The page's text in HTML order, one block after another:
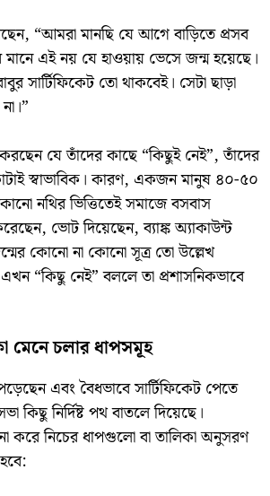
“আমরা মানছি যে আগে বাড়িতে প্রসব
মানে এই নয় যে হাওয়ায় ভেসে জন্ম হয়েছে।
সার্টিফিকেট তো থাকবেই। সেটা ছাড়া
যে তাঁদের কাছে “কিছুই নেই”, তাঁদের
স্বাভাবিক। কারণ, একজন মানুষ ৪০-৫০
নথির ভিত্তিতেই সমাজে বসবাস
ভোট দিয়েছেন, ব্যাঙ্ক অ্যাকাউন্ট
কোনো না কোনো সূত্র তো উল্লেখ
“কিছু নেই” বললে তা প্রশাসনিকভাবে
মেনে চলার ধাপসমূহ
এবং বৈধভাবে সার্টিফিকেট পেতে
কিছু নির্দিষ্ট পথ বাতলে দিয়েছে।
নিচের ধাপগুলো বা তালিকা অনুসরণ